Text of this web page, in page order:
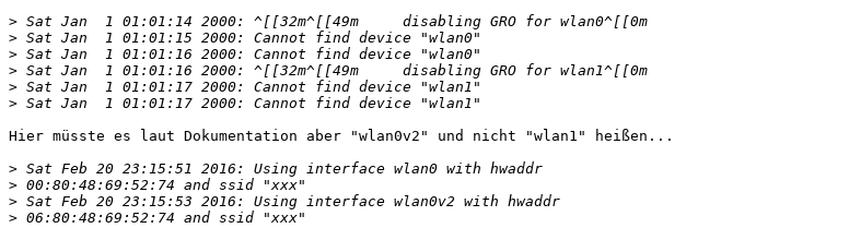
>
>
>
>
>
>
Hier müsste es laut Dokumentation aber "wlan0v2" und nicht "wlan1" heißen...
>
>
>
>